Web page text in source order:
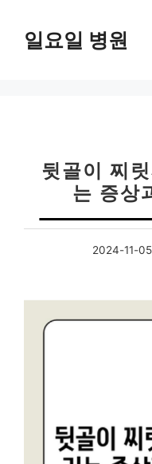
일요일 병원
뒷골이 찌
는 증상
2024-11-05